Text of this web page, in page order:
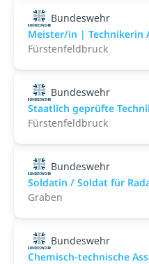
Bundeswehr
Meister/in | Technikerin
Fürstenfeldbruck
Bundeswehr
Staatlich geprüfte
Fürstenfeldbruck
Bundeswehr
Soldatin / Soldat für
Graben
Bundeswehr
Chemisch-technische